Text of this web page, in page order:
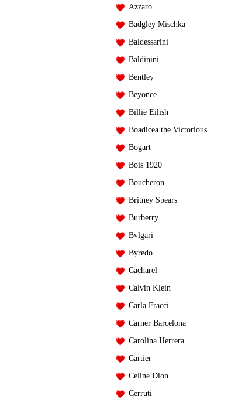
Azzaro
Badgley Mischka
Baldessarini
Baldinini
Bentley
Beyonce
Billie Eilish
Boadicea the Victorious
Bogart
Bois 1920
Boucheron
Britney Spears
Burberry
Bvlgari
Byredo
Cacharel
Calvin Klein
Carla Fracci
Carner Barcelona
Carolina Herrera
Cartier
Celine Dion
Cerruti